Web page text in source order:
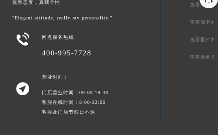
优雅态度，真我个性
"Elegant attitude, really my personality.”
 网点服务热线
400-995-7728

营业时间：
门店营业时间：09:00-19:30
客服在线时间：8:00-22:00
客服及门店节假日不休
查看维修相
查看保养相
查看配件相
查看新闻资